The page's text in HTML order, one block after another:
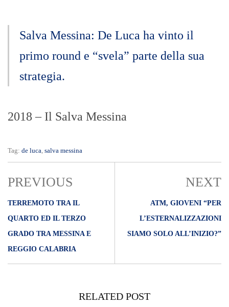
Salva Messina: De Luca ha vinto il
primo round e “svela” parte della sua
strategia.
2018 – Il Salva Messina
Tag: de luca salva messina
PREVIOUS
TERREMOTO TRA IL
QUARTO ED IL TERZO
GRADO TRA MESSINA E
REGGIO CALABRIA
NEXT
ATM, GIOVENI “PER
L’ESTERNALIZZAZIONI
SIAMO SOLO ALL’INIZIO?”
RELATED POST